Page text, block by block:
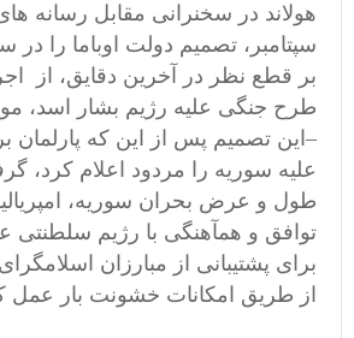
سپتامبر، تصمیم دولت اوباما را در
بر قطع نظر در آخرین دقایق، از
طرح جنگی علیه رژیم بشار اسد،
–این تصمیم پس از این که پارلمان
علیه سوریه را مردود اعلام کرد،
طول و عرض بحران سوریه،
توافق و همآهنگی با رژیم سلطنتی
برای پشتیبانی از مبارزان
از طریق امکانات خشونت بار